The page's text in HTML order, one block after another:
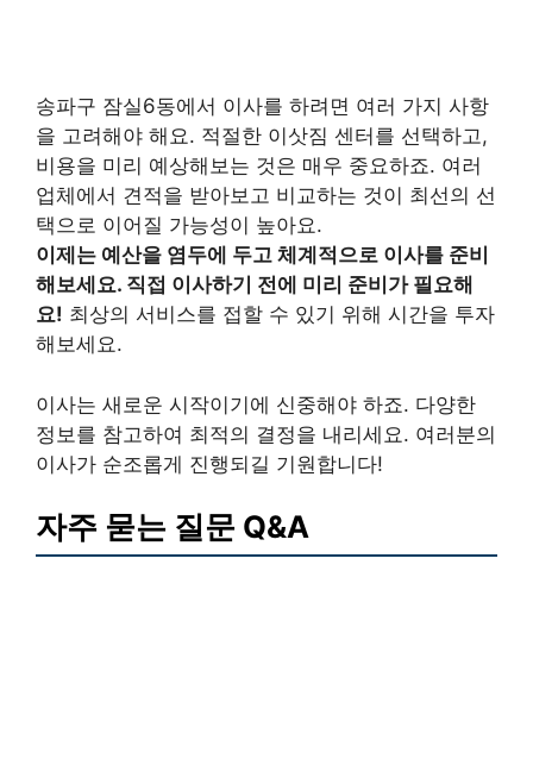
송파구 잠실6동에서 이사를 하려면 여러 가지 사항
을 고려해야 해요. 적절한 이삿짐 센터를 선택하고,
비용을 미리 예상해보는 것은 매우 중요하죠. 여러
업체에서 견적을 받아보고 비교하는 것이 최선의 선
택으로 이어질 가능성이 높아요.
이제는 예산을 염두에 두고 체계적으로 이사를 준비
해보세요. 직접 이사하기 전에 미리 준비가 필요해
요! 최상의 서비스를 접할 수 있기 위해 시간을 투자
해보세요.
이사는 새로운 시작이기에 신중해야 하죠. 다양한
정보를 참고하여 최적의 결정을 내리세요. 여러분의
이사가 순조롭게 진행되길 기원합니다!
자주 묻는 질문 Q&A